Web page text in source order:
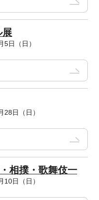
展
日（日）
日（日）
相撲・歌舞伎一
日（日）